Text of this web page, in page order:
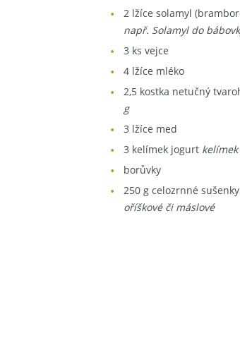
2 lžíce solamyl
např. Solamyl do
3 ks vejce
4 lžíce mléko
2,5 kostka netučný
g
3 lžíce med
3 kelímek jogurt
borůvky
250 g celozrnné sušenky
oříškové či máslové